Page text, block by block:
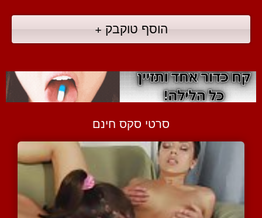
הוסף טוקבק +
סרטי סקס חינם